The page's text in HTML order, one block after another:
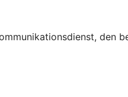
den